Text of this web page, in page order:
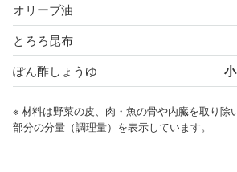
オリーブ油
とろろ昆布
ぽん酢しょうゆ
※ 材料は野菜の皮、肉・魚の骨や内臓を取り除
部分の分量（調理量）を表示しています。